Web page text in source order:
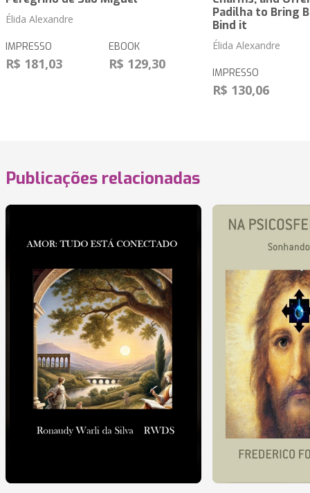
Élida Alexandre
IMPRESSO
R$ 181,03
EBOOK
R$ 129,30
Padilha to Bring
Bind it
Élida Alexandre
IMPRESSO
R$ 130,06
Publicações relacionadas